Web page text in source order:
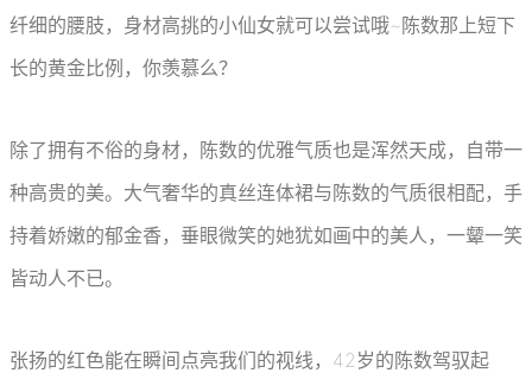
纤细的腰肢，身材高挑的小仙女就可以尝试哦~陈数那上短下
长的黄金比例，你羡慕么？
除了拥有不俗的身材，陈数的优雅气质也是浑然天成，自带一
种高贵的美。大气奢华的真丝连体裙与陈数的气质很相配，手
持着娇嫩的郁金香，垂眼微笑的她犹如画中的美人，一颦一笑
皆动人不已。
张扬的红色能在瞬间点亮我们的视线，42岁的陈数驾驭起